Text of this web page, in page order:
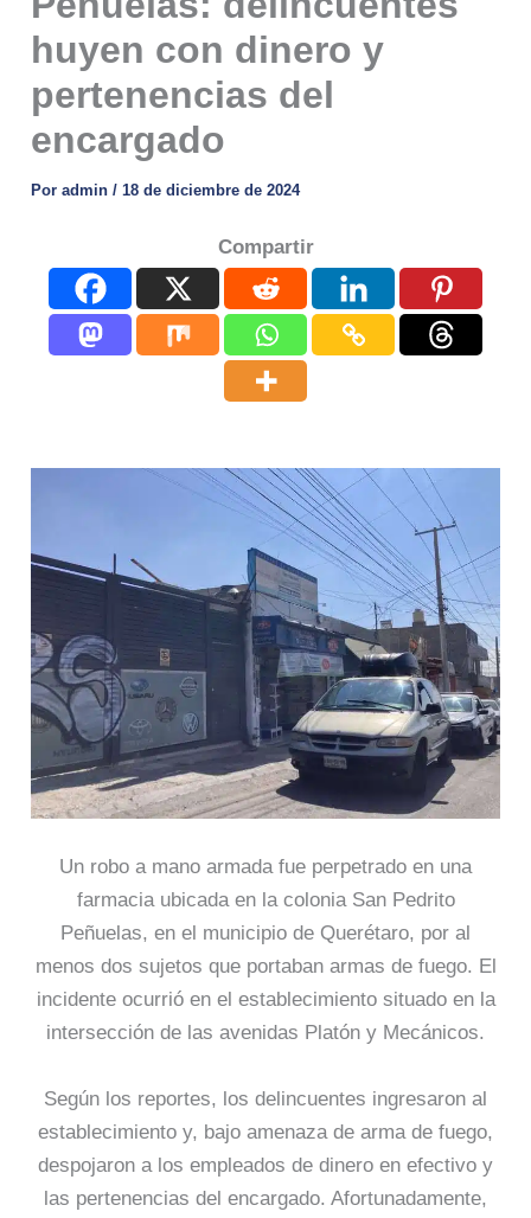
huyen con dinero y
pertenencias del
encargado
Poradmin/ 18 de diciembre de 2024
Compartir
Un robo a mano armada fue perpetrado en una
farmacia ubicada en la colonia San Pedrito
Peñuelas, en el municipio de Querétaro, por al
menos dos sujetos que portaban armas de fuego. El
incidente ocurrió en el establecimiento situado en la
intersección de las avenidas Platón y Mecánicos.
Según los reportes, los delincuentes ingresaron al
establecimiento y, bajo amenaza de arma de fuego,
despojaron a los empleados de dinero en efectivo y
las pertenencias del encargado. Afortunadamente,